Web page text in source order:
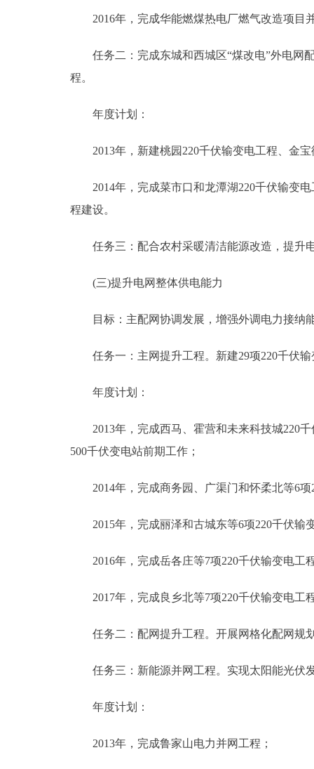
2016年，完成华能燃煤热电厂燃气改造项目
任务二：完成东城和西城区“煤改电”外电网配
程。
年度计划：
2013年，新建桃园220千伏输变电工程、金宝
2014年，完成菜市口和龙潭湖220千伏输变电
程建设。
任务三：配合农村采暖清洁能源改造，提升
(三)提升电网整体供电能力
目标：主配网协调发展，增强外调电力接纳
任务一：主网提升工程。新建29项220千伏输
年度计划：
2013年，完成西马、霍营和未来科技城220千
500千伏变电站前期工作；
2014年，完成商务园、广渠门和怀柔北等6项
2015年，完成丽泽和古城东等6项220千伏输
2016年，完成岳各庄等7项220千伏输变电工
2017年，完成良乡北等7项220千伏输变电工
任务二：配网提升工程。开展网格化配网规划
任务三：新能源并网工程。实现太阳能光伏发
年度计划：
2013年，完成鲁家山电力并网工程；